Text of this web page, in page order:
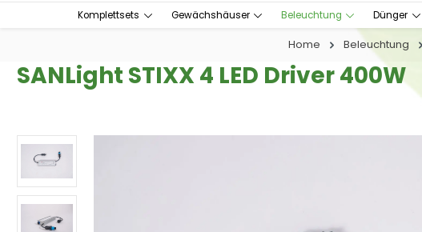
Komplettsets Gewächshäuser Beleuchtung Dünger
Home Beleuchtung
SANLight STIXX 4 LED Driver 400W
Bildergalerie überspringen